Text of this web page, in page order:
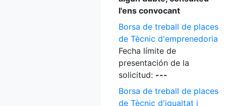
l'ens convocant
Borsa de treball de places
de Tècnic d'emprenedoria
Fecha límite de
presentación de la
solicitud: ---
Borsa de treball de places
de Tècnic d'igualtat i